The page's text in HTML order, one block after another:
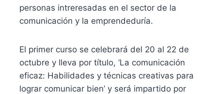
personas intreresadas en el sector de la
comunicación y la emprendeduría.
El primer curso se celebrará del 20 al 22 de
octubre y lleva por título, ‘La comunicación
eficaz: Habilidades y técnicas creativas para
lograr comunicar bien’ y será impartido por